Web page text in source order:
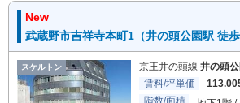
New
武蔵野市吉祥寺本町1（井の頭公園駅 徒
スケルトン 京王井の頭線 井の頭
賃料/坪単価
階数/面積